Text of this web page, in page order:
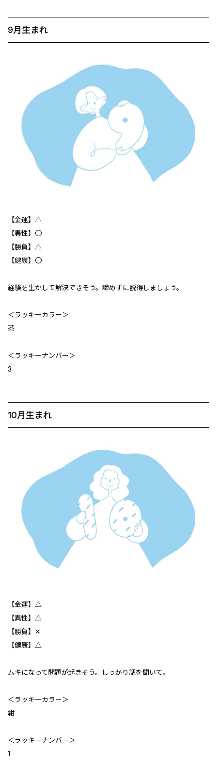
9月生まれ
【金運】△
【異性】〇
【勝負】△
【健康】〇
経験を生かして解決できそう。諦めずに説得しましょう。
＜ラッキーカラー＞
茶
＜ラッキーナンバー＞
3
10月生まれ
【金運】△
【異性】△
【勝負】✕
【健康】△
ムキになって問題が起きそう。しっかり話を聞いて。
＜ラッキーカラー＞
紺
＜ラッキーナンバー＞
1